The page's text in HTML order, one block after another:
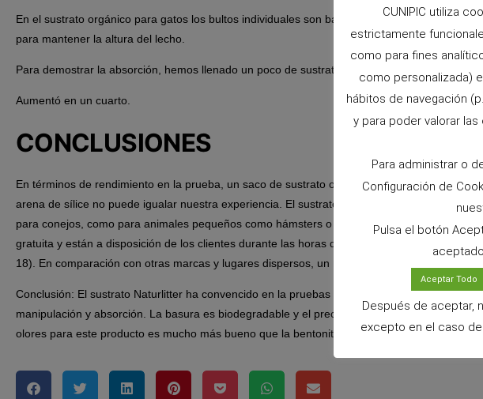
En el sustrato orgánico para gatos los bultos individuales son bastante pequeños, así que lo
para mantener la altura del lecho.
Para demostrar la absorción, hemos llenado un poco de sustrato en un recipiente de plástico
Aumentó en un cuarto.
CONCLUSIONES
En términos de rendimiento en la prueba, un saco de sustrato orgánico llega a tres a cuatro
arena de sílice no puede igualar nuestra experiencia. El sustrato orgánico de Cunipic es
para conejos, como para animales pequeños como hámsters o cobayas. Además, disponen
gratuita y están a disposición de los clientes durante las horas de oficina (de lunes a viernes
18). En comparación con otras marcas y lugares dispersos, un muy buen precio.
Conclusión: El sustrato Naturlitter ha convencido en la pruebas de durabilidad y también en
manipulación y absorción. La basura es biodegradable y el precio para estar orgullosos.
olores para este producto es mucho más bueno que la bentonita o arena de sílice.
CUNIPIC utiliza
estrictamente
como para fines
como personalizada)
hábitos de navegación
y para poder valorar
Para administrar o
Configuración de
Pulsa el botón
Aceptar Todo
Después de aceptar,
excepto en el caso